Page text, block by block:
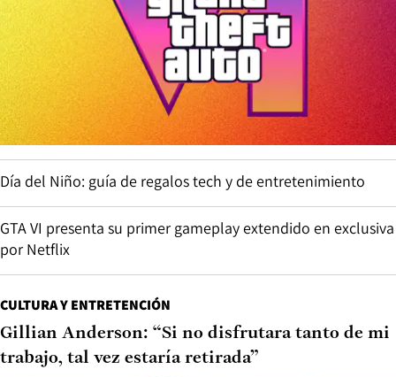
Día del Niño: guía de regalos tech y de entretenimiento
GTA VI presenta su primer gameplay extendido en exclusiva
por Netflix
CULTURA Y ENTRETENCIÓN
Gillian Anderson: “Si no disfrutara tanto de mi
trabajo, tal vez estaría retirada”